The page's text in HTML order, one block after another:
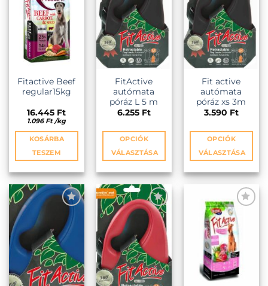
Fitactive Beef
regular15kg
16.445 Ft
1.096 Ft /kg
KOSÁRBA
TESZEM
FitActive
autómata
póráz L 5 m
6.255 Ft
OPCIÓK
VÁLASZTÁSA
a
terméknek
több
variációja
van.
A
változatok
a
termékoldalon
Fit active
autómata
póráz xs 3m
3.590 Ft
OPCIÓK
VÁLASZTÁSA
a
terméknek
több
variációja
van.
A
változatok
a
KEDVENCEKHEZ KEDVENCEKHEZ KEDVENCEKHEZ